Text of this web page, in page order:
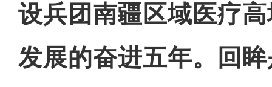
设兵团南疆区域医疗
发展的奋进五年。回